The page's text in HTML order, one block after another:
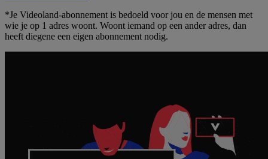
*Je Videoland-abonnement is bedoeld voor jou en de mensen met
wie je op 1 adres woont. Woont iemand op een ander adres, dan
heeft diegene een eigen abonnement nodig.